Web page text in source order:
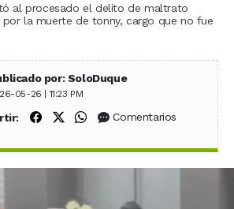
al procesado el delito de maltrato
por la muerte de tonny, cargo que no fue
por: SoloDuque
05-26 | 11:23 PM
Compartir en Facebook
Compartir en X (Twitter)
Compartir en WhatsApp
Comentarios